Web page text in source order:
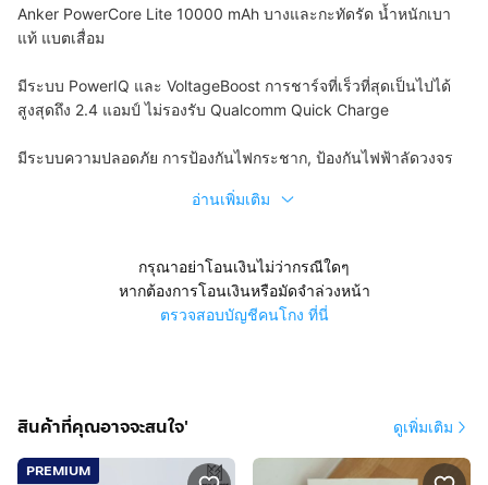
Anker PowerCore Lite 10000 mAh บางและกะทัดรัด น้ำหนักเบา
แท้ แบตเสื่อม
มีระบบ PowerIQ และ VoltageBoost การชาร์จที่เร็วที่สุดเป็นไปได้
สูงสุดถึง 2.4 แอมป์ ไม่รองรับ Qualcomm Quick Charge
มีระบบความปลอดภัย การป้องกันไฟกระชาก, ป้องกันไฟฟ้าลัดวงจร
อ่านเพิ่มเติม
กรุณาอย่าโอนเงินไม่ว่ากรณีใดๆ
หากต้องการโอนเงินหรือมัดจำล่วงหน้า
ตรวจสอบบัญชีคนโกง ที่นี่
สินค้าที่คุณอาจจะสนใจ' ดูเพิ่มเติม
PREMIUM